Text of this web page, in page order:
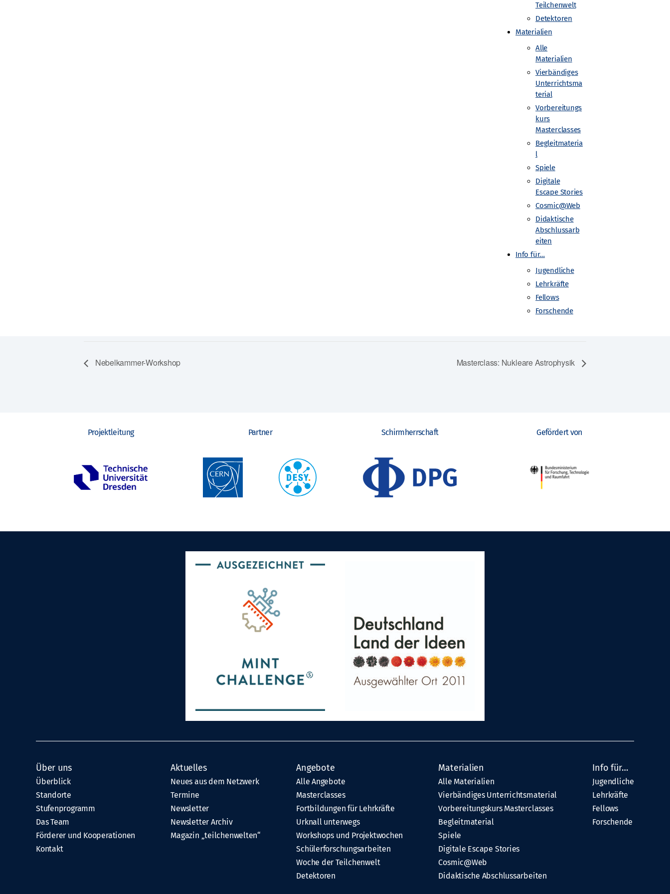
Teilchenwelt
Detektoren
Materialien
Alle
Materialien
Vierbändiges
Unterrichtsma
terial
Vorbereitungs
kurs
Masterclasses
Begleitmateria
l
Spiele
Digitale
Escape Stories
Cosmic@Web
Didaktische
Abschlussarb
eiten
Info für…
Jugendliche
Lehrkräfte
Fellows
Forschende
Nebelkammer-Workshop Masterclass: Nukleare Astrophysik
Projektleitung Partner Schirmherrschaft Gefördert von
Über uns
Überblick
Standorte
Stufenprogramm
Das Team
Förderer und Kooperationen
Kontakt
Aktuelles
Neues aus dem Netzwerk
Termine
Newsletter
Newsletter Archiv
Magazin „teilchenwelten“
Angebote
Alle Angebote
Masterclasses
Fortbildungen für Lehrkräfte
Urknall unterwegs
Workshops und Projektwochen
Schülerforschungsarbeiten
Woche der Teilchenwelt
Detektoren
Materialien
Alle Materialien
Vierbändiges Unterrichtsmaterial
Vorbereitungskurs Masterclasses
Begleitmaterial
Spiele
Digitale Escape Stories
Cosmic@Web
Didaktische Abschlussarbeiten
Info für…
Jugendliche
Lehrkräfte
Fellows
Forschende